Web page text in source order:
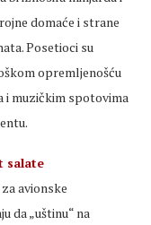
domaće i strane
Posetioci su
opremljenošću
i muzičkim spotovima
salate
avionske
da „uštinu“ na